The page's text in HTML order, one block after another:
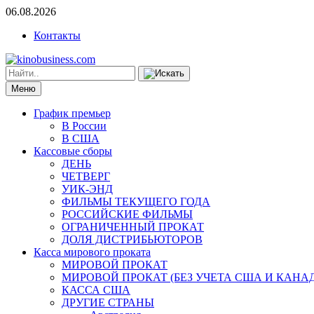
06.08.2026
Контакты
Меню
График премьер
В России
В США
Кассовые сборы
ДЕНЬ
ЧЕТВЕРГ
УИК-ЭНД
ФИЛЬМЫ ТЕКУЩЕГО ГОДА
РОССИЙСКИЕ ФИЛЬМЫ
ОГРАНИЧЕННЫЙ ПРОКАТ
ДОЛЯ ДИСТРИБЬЮТОРОВ
Касса мирового проката
МИРОВОЙ ПРОКАТ
МИРОВОЙ ПРОКАТ (БЕЗ УЧЕТА США И
КАССА США
ДРУГИЕ СТРАНЫ